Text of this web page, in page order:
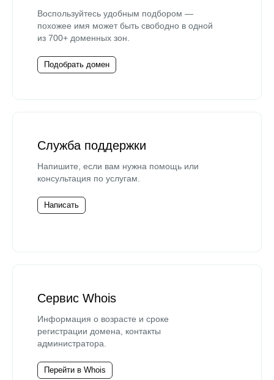
Воспользуйтесь удобным подбором —
похожее имя может быть свободно в одной
из 700+ доменных зон.
Подобрать домен
Служба поддержки
Напишите, если вам нужна помощь или
консультация по услугам.
Написать
Сервис Whois
Информация о возрасте и сроке
регистрации домена, контакты
администратора.
Перейти в Whois